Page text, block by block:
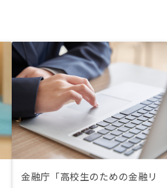
金融庁「高校生のための金融リ